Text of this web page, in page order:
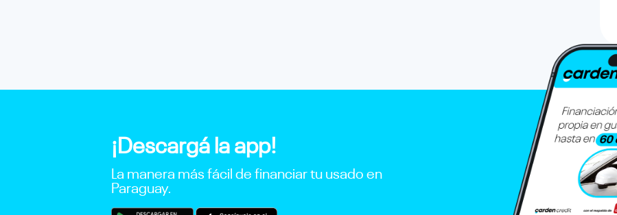
¡Descargá la app!
La manera más fácil de financiar tu usado en
Paraguay.